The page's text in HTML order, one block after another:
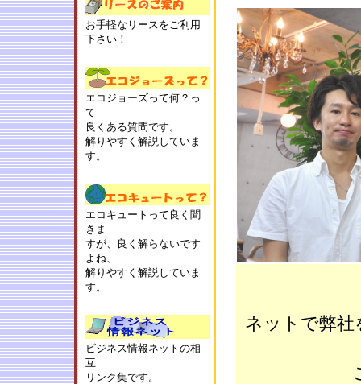
お手軽なリースをご利用
下さい！
エコジョーズって何？っ
て
良くある質問です。
解りやすく解説していま
す。
エコキュートって良く聞
きま
すが、良く解らないです
よね、
解りやすく解説していま
す。
ビジネス情報ネットの相
互
リンク集です。
ネットで弊社